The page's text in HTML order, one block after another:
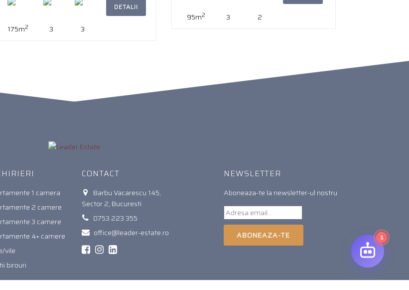
175m2 3 3
DETALII
95m2 3 2
1 camera
2 camere
3 camere
4+ camere
vile
birouri
CONTACT
Barbu Vacarescu 145,
Sector 2, Bucuresti
0753 223 355
office@leader-estate.ro
NEWSLETTER
Aboneaza-te la newsletter-ul nostru
ABONEAZA-TE 1